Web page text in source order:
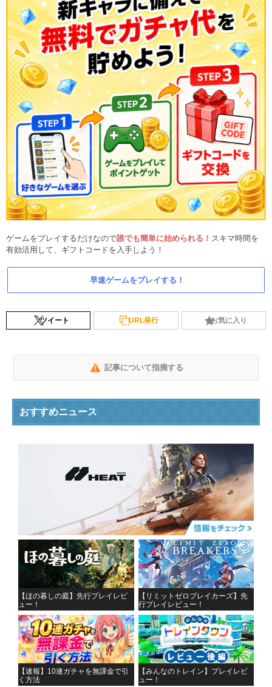
ゲームをプレイするだけなので誰でも簡単に始められる！ スキマ時間を
有効活用して、ギフトコードを入手しよう！
早速ゲームをプレイする！
ツイート URL発行 お気に入り
記事について指摘する
おすすめニュース
【ほの暮しの庭】先行プレイレビ
ュー！
【リミットゼロブレイカーズ】先
行プレイレビュー！
【速報】10連ガチャを無課金で引
く方法
【みんなのトレイン】プレイレビ
ュー！